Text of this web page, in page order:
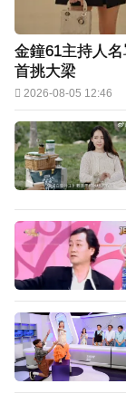
金鐘61主持人
首挑大梁
2026-08-05 12:46